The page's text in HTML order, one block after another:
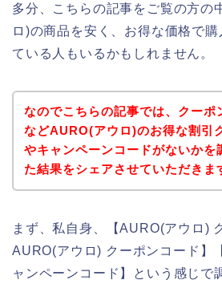
多分、こちらの記事をご覧の方の
ロ)の商品を安く、お得な価格で購
ている人もいるかもしれません。
なのでこちらの記事では、クーポ
などAURO(アウロ)のお得な割引
やキャンペーンコードがないかを
た結果をシェアさせていただきま
まず、私自身、【AURO(アウロ)
AURO(アウロ) クーポンコード】
ャンペーンコード】という感じで